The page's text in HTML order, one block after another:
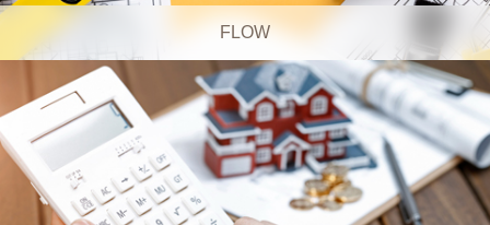
FLOW